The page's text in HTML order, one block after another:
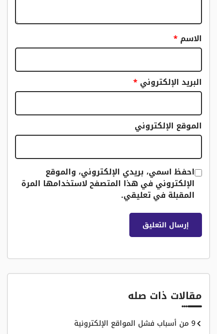
الاسم*
البريد الإلكتروني*
الموقع الإلكتروني
احفظ اسمي، بريدي الإلكتروني، والموقع
الإلكتروني في هذا المتصفح لاستخدامها المرة
المقبلة في تعليقي.
مقالات ذات صله
9 من أسباب فشل المواقع الإلكترونية